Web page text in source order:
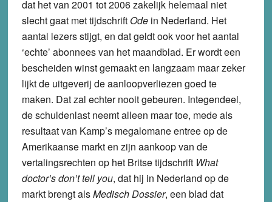
dat het van 2001 tot 2006 zakelijk helemaal niet
slecht gaat met tijdschrift Odein Nederland. Het
aantal lezers stijgt, en dat geldt ook voor het aantal
‘echte’ abonnees van het maandblad. Er wordt een
bescheiden winst gemaakt en langzaam maar zeker
lijkt de uitgeverij de aanloopverliezen goed te
maken. Dat zal echter nooit gebeuren. Integendeel,
de schuldenlast neemt alleen maar toe, mede als
resultaat van Kamp’s megalomane entree op de
Amerikaanse markt en zijn aankoop van de
vertalingsrechten op het Britse tijdschrift What
doctor’s don’t tell you, dat hij in Nederland op de
markt brengt alsMedisch Dossier, een blad dat